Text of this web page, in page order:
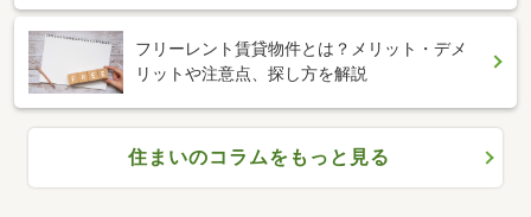
フリーレント賃貸物件とは？メリット・デメ
リットや注意点、探し方を解説
住まいのコラムをもっと見る